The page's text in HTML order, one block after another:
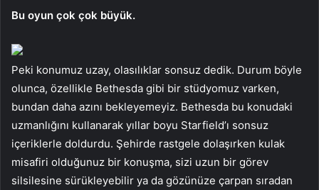
Bu oyun çok çok büyük.
Peki konumuz uzay, olasılıklar sonsuz dedik. Durum böyle
olunca, özellikle Bethesda gibi bir stüdyomuz varken,
bundan daha azını bekleyemeyiz. Bethesda bu konudaki
uzmanlığını kullanarak yıllar boyu Starfield’ı sonsuz
içeriklerle doldurdu. Şehirde rastgele dolaşırken kulak
misafiri olduğunuz bir konuşma, sizi uzun bir görev
silsilesine sürükleyebilir ya da gözünüze çarpan sıradan